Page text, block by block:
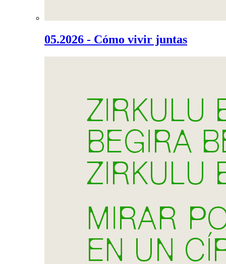
05.2026 - Cómo vivir juntas